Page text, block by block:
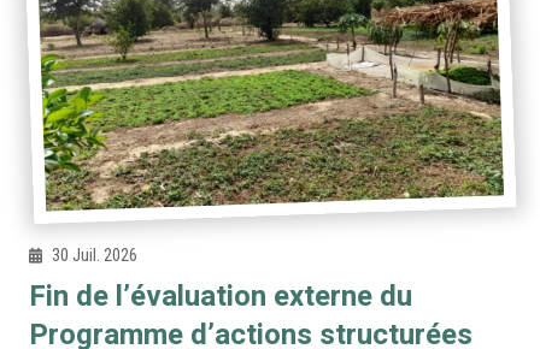
30 Juil. 2026
Fin de l’évaluation externe du
Programme d’actions structurées